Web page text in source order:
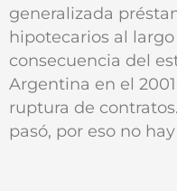
generalizada
hipotecarios al largo
consecuencia del
Argentina en el
ruptura de
pasó, por eso no